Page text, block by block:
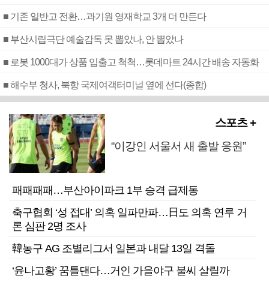
■ 기존 일반고 전환…과기원 영재학교 3개 더 만든다
■ 부산시립극단 예술감독 못 뽑았나, 안 뽑았나
■ 로봇 1000대가 상품 입출고 척척…롯데마트 24시간 배송 자동화
■ 해수부 청사, 북항 국제여객터미널 옆에 선다(종합)
스포츠 +
“이강인 서울서 새 출발 응원”
패패패패…부산아이파크 1부 승격 급제동
축구협회 ‘성 접대’ 의혹 일파만파…日도 의혹 연루 거
론 심판 2명 조사
韓농구 AG 조별리그서 일본과 내달 13일 격돌
‘윤나고황’ 꿈틀댄다…거인 가을야구 불씨 살릴까